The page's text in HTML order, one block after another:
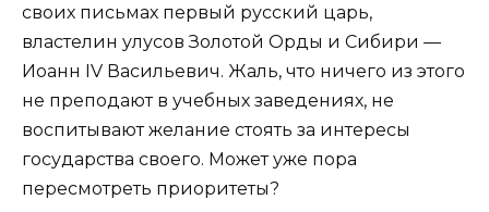
своих письмах первый русский царь,
властелин улусов Золотой Орды и Сибири —
Иоанн IV Васильевич. Жаль, что ничего из этого
не преподают в учебных заведениях, не
воспитывают желание стоять за интересы
государства своего. Может уже пора
пересмотреть приоритеты?